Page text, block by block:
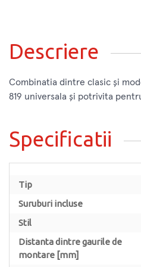
Descriere
Combinatia dintre clasic și
819 universala și potrivita
Specificatii
Tip
Suruburi incluse
Stil
Distanta dintre gaurile de
montare [mm]